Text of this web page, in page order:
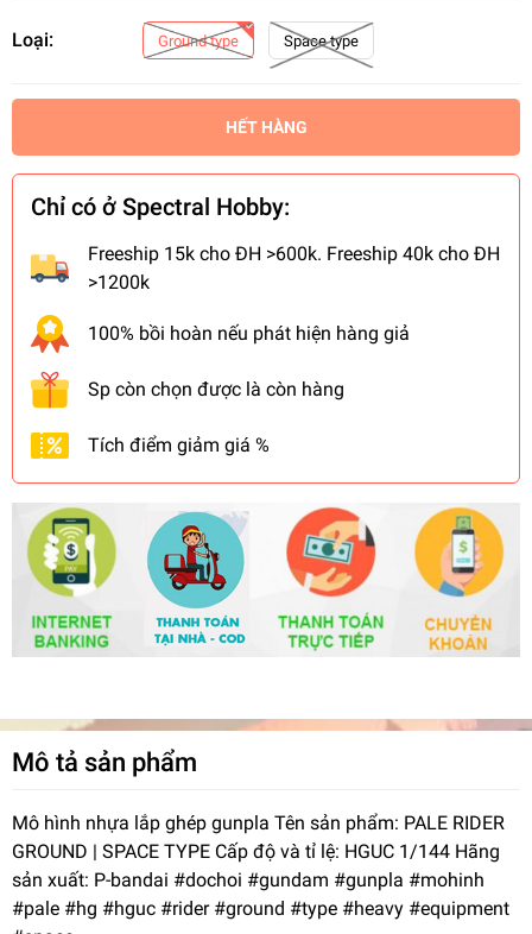
Loại: Ground type Space type
HẾT HÀNG
Chỉ có ở Spectral Hobby:
Freeship 15k cho ĐH >600k. Freeship 40k cho ĐH
>1200k
100% bồi hoàn nếu phát hiện hàng giả
Sp còn chọn được là còn hàng
Tích điểm giảm giá %
Mô tả sản phẩm
Mô hình nhựa lắp ghép gunpla Tên sản phẩm: PALE RIDER
GROUND | SPACE TYPE Cấp độ và tỉ lệ: HGUC 1/144 Hãng
sản xuất: P-bandai #dochoi #gundam #gunpla #mohinh
#pale #hg #hguc #rider #ground #type #heavy #equipment